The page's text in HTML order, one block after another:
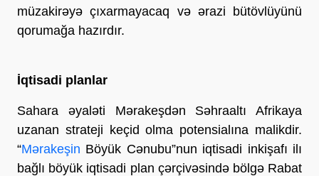
müzakirəyə çıxarmayacaq və ərazi bütövlüyünü
qorumağa hazırdır.
İqtisadi planlar
Sahara əyaləti Mərakeşdən Səhraaltı Afrikaya
uzanan strateji keçid olma potensialına malikdir.
“Mərakeşin Böyük Cənubu”nun iqtisadi inkişafı ilı
bağlı böyük iqtisadi plan çərçivəsində bölgə Rabat